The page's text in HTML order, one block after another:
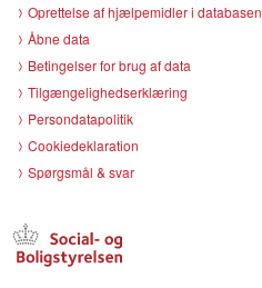
Oprettelse af hjælpemidler i databasen
Åbne data
Betingelser for brug af data
Tilgængelighedserklæring
Persondatapolitik
Cookiedeklaration
Spørgsmål & svar